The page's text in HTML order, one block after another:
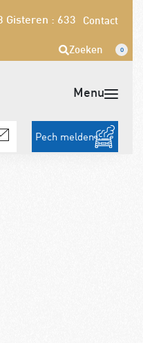
Gisteren : 633 Contact
Zoeken 0
Pech melden